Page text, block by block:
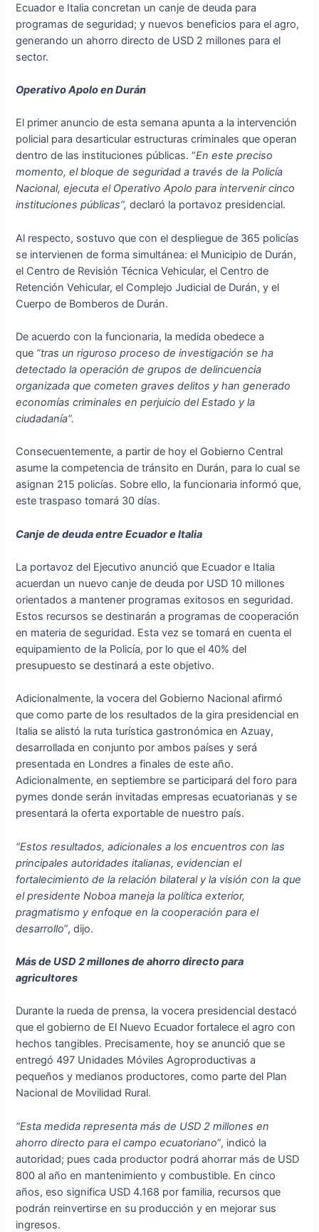
Ecuador e Italia concretan un canje de deuda para
programas de seguridad; y nuevos beneficios para el agro,
generando un ahorro directo de USD 2 millones para el
sector.
Operativo Apolo en Durán
El primer anuncio de esta semana apunta a la intervención
policial para desarticular estructuras criminales que operan
dentro de las instituciones públicas. “En este preciso
momento, el bloque de seguridad a través de la Policía
Nacional, ejecuta el Operativo Apolo para intervenir cinco
instituciones públicas”, declaró la portavoz presidencial.
Al respecto, sostuvo que con el despliegue de 365 policías
se intervienen de forma simultánea: el Municipio de Durán,
el Centro de Revisión Técnica Vehicular, el Centro de
Retención Vehicular, el Complejo Judicial de Durán, y el
Cuerpo de Bomberos de Durán.
De acuerdo con la funcionaria, la medida obedece a
que “tras un riguroso proceso de investigación se ha
detectado la operación de grupos de delincuencia
organizada que cometen graves delitos y han generado
economías criminales en perjuicio del Estado y la
ciudadanía”.
Consecuentemente, a partir de hoy el Gobierno Central
asume la competencia de tránsito en Durán, para lo cual se
asignan 215 policías. Sobre ello, la funcionaria informó que,
este traspaso tomará 30 días.
Canje de deuda entre Ecuador e Italia
La portavoz del Ejecutivo anunció que Ecuador e Italia
acuerdan un nuevo canje de deuda por USD 10 millones
orientados a mantener programas exitosos en seguridad.
Estos recursos se destinarán a programas de cooperación
en materia de seguridad. Esta vez se tomará en cuenta el
equipamiento de la Policía, por lo que el 40% del
presupuesto se destinará a este objetivo.
Adicionalmente, la vocera del Gobierno Nacional afirmó
que como parte de los resultados de la gira presidencial en
Italia se alistó la ruta turística gastronómica en Azuay,
desarrollada en conjunto por ambos países y será
presentada en Londres a finales de este año.
Adicionalmente, en septiembre se participará del foro para
pymes donde serán invitadas empresas ecuatorianas y se
presentará la oferta exportable de nuestro país.
“Estos resultados, adicionales a los encuentros con las
principales autoridades italianas, evidencian el
fortalecimiento de la relación bilateral y la visión con la que
el presidente Noboa maneja la política exterior,
pragmatismo y enfoque en la cooperación para el
desarrollo”, dijo.
Más de USD 2 millones de ahorro directo para
agricultores
Durante la rueda de prensa, la vocera presidencial destacó
que el gobierno de El Nuevo Ecuador fortalece el agro con
hechos tangibles. Precisamente, hoy se anunció que se
entregó 497 Unidades Móviles Agroproductivas a
pequeños y medianos productores, como parte del Plan
Nacional de Movilidad Rural.
“Esta medida representa más de USD 2 millones en
ahorro directo para el campo ecuatoriano”, indicó la
autoridad; pues cada productor podrá ahorrar más de USD
800 al año en mantenimiento y combustible. En cinco
años, eso significa USD 4.168 por familia, recursos que
podrán reinvertirse en su producción y en mejorar sus
ingresos.